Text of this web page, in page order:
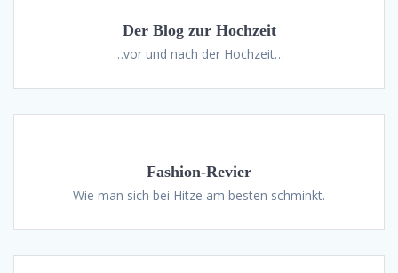
Der Blog zur Hochzeit
…vor und nach der Hochzeit…
Fashion-Revier
Wie man sich bei Hitze am besten schminkt.